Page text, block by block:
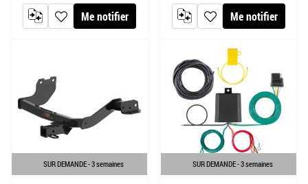
Me notifier
AJOUTER À MA LISTE DE SOUHAITS
AJOUTER AU COMPARATEUR Me notifier
AJOUTER À MA LISTE DE
AJOUTER AU COMPARATEUR
SUR DEMANDE - 3 semaines SUR DEMANDE - 3 semaines